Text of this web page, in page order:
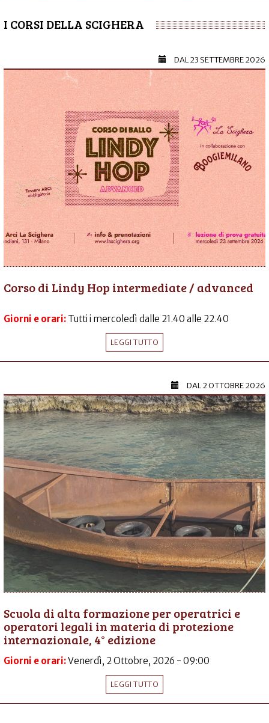
I CORSI DELLA SCIGHERA
DAL23 SETTEMBRE 2026
Corso di Lindy Hop intermediate / advanced
Giorni e orari: Tutti i mercoledì dalle 21.40 alle 22.40
LEGGI TUTTO
DAL2 OTTOBRE 2026
Scuola di alta formazione per operatrici e
operatori legali in materia di protezione
internazionale, 4° edizione
Giorni e orari:Venerdì, 2 Ottobre, 2026 - 09:00
LEGGI TUTTO